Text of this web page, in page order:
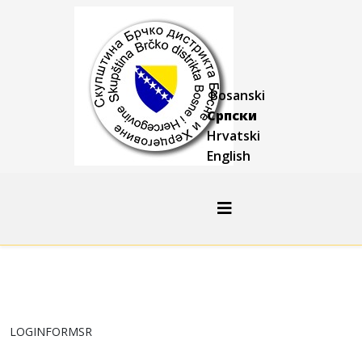
Bosanski
Српски
Hrvatski
English
LOGINFORMSR